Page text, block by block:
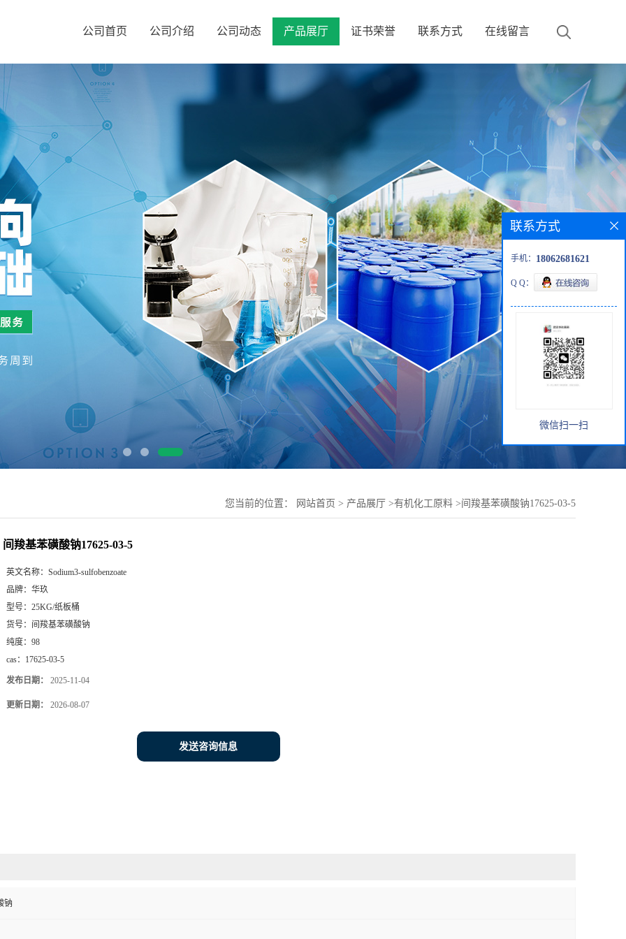
公司首页 公司介绍 公司动态 产品展厅 证书荣誉 联系方式 在线留言
您当前的位置： 网站首页 > 产品展厅 >有机化工原料 >间羧基苯磺酸钠17625-03-5
间羧基苯磺酸钠17625-03-5
英文名称： Sodium3-sulfobenzoate
品牌： 华玖
型号： 25KG/纸板桶
货号： 间羧基苯磺酸钠
纯度： 98
cas： 17625-03-5
发布日期： 2025-11-04
更新日期： 2026-08-07
发送咨询信息
钠
联系方式
手机： 18062681621
Q Q：
微信扫一扫